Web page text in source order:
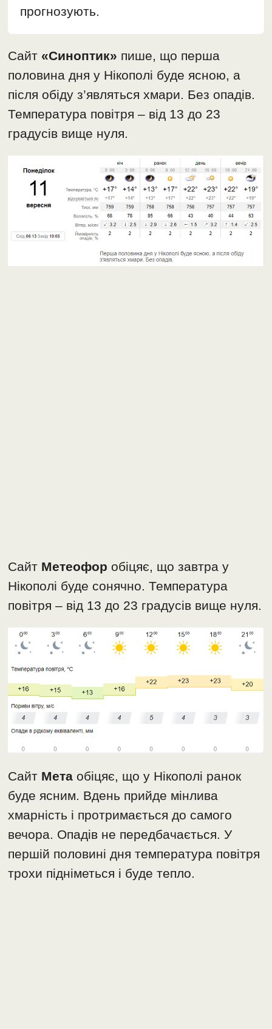
прогнозують.
Сайт «Синоптик» пише, що перша
половина дня у Нікополі буде ясною, а
після обіду з’являться хмари. Без опадів.
Температура повітря – від 13 до 23
градусів вище нуля.
Сайт Метеофор обіцяє, що завтра у
Нікополі буде сонячно. Температура
повітря – від 13 до 23 градусів вище нуля.
Сайт Мета обіцяє, що у Нікополі ранок
буде ясним. Вдень прийде мінлива
хмарність і протримається до самого
вечора. Опадів не передбачається. У
першій половині дня температура повітря
трохи підніметься і буде тепло.